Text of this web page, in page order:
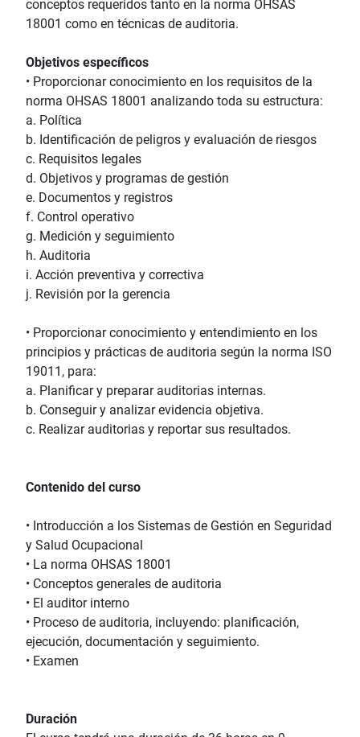
conceptos requeridos tanto en la norma OHSAS
18001 como en técnicas de auditoria.
Objetivos específicos
• Proporcionar conocimiento en los requisitos de la
norma OHSAS 18001 analizando toda su estructura:
a. Política
b. Identificación de peligros y evaluación de riesgos
c. Requisitos legales
d. Objetivos y programas de gestión
e. Documentos y registros
f. Control operativo
g. Medición y seguimiento
h. Auditoria
i. Acción preventiva y correctiva
j. Revisión por la gerencia
• Proporcionar conocimiento y entendimiento en los
principios y prácticas de auditoria según la norma ISO
19011, para:
a. Planificar y preparar auditorias internas.
b. Conseguir y analizar evidencia objetiva.
c. Realizar auditorias y reportar sus resultados.
Contenido del curso
• Introducción a los Sistemas de Gestión en Seguridad
y Salud Ocupacional
• La norma OHSAS 18001
• Conceptos generales de auditoria
• El auditor interno
• Proceso de auditoria, incluyendo: planificación,
ejecución, documentación y seguimiento.
• Examen
Duración